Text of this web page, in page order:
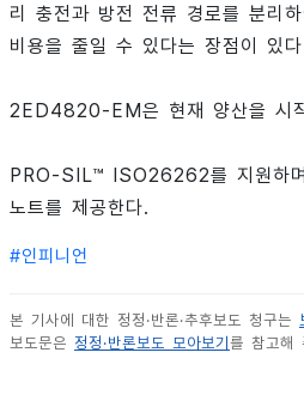
리 충전과 방전 전류 경로를 분리
비용을 줄일 수 있다는 장점이 있
2ED4820-EM은 현재 양산을 시
PRO-SIL™ ISO26262를 지원하
노트를 제공한다.
#인피니언
본 기사에 대한 정정·반론·추후보도 청구는
보도문은 정정·반론보도 모아보기 를 참고해